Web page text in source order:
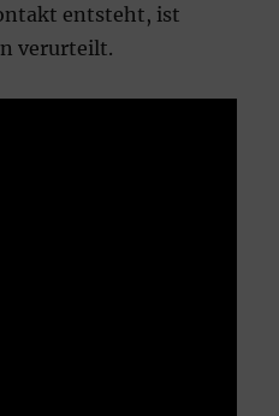
entsteht, ist
verurteilt.